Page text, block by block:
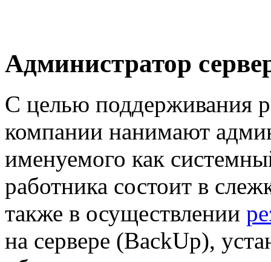
Администратор
С целью поддерживания
компании нанимают
именуемого как
работника состоит в
также в осуществлении
на сервере (BackUp),